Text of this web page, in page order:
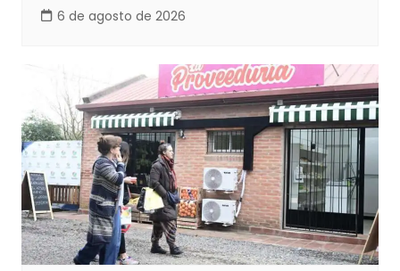
6 de agosto de 2026